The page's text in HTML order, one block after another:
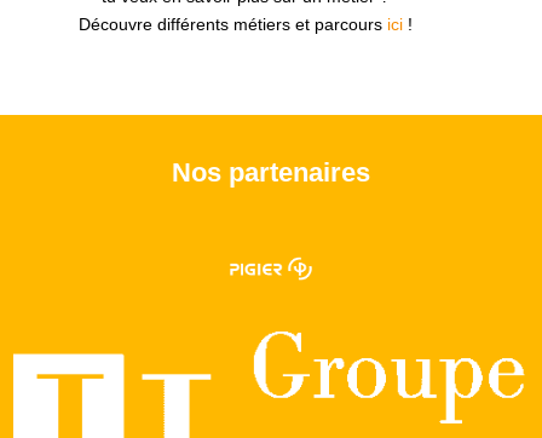
Découvre différents métiers et parcours ici!
Nos partenaires